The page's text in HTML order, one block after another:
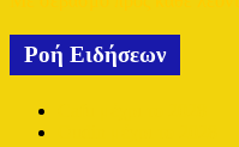
Ροή Ειδήσεων